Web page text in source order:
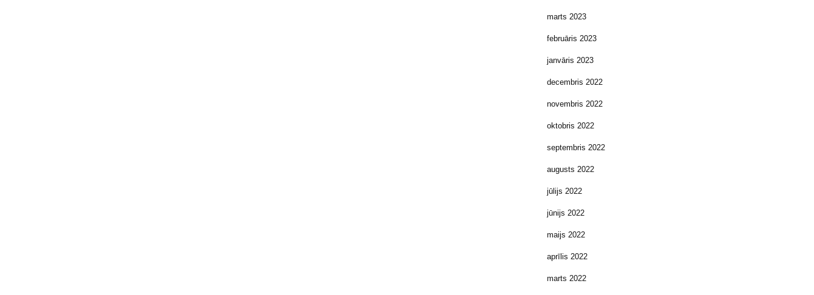
marts 2023
februāris 2023
janvāris 2023
decembris 2022
novembris 2022
oktobris 2022
septembris 2022
augusts 2022
jūlijs 2022
jūnijs 2022
maijs 2022
aprīlis 2022
marts 2022